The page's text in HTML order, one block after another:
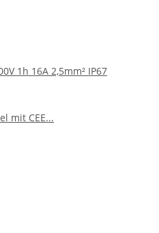
1h 16A 2,5mm² IP67